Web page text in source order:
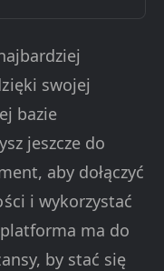
swojej
bazie
jeszcze do
aby dołączyć
i wykorzystać
ma do
by stać się